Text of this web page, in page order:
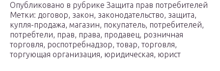
Опубликовано в рубрике Защита прав потребителей
Метки: договор, закон, законодательство, защита,
купля-продажа, магазин, покупатель, потребителей,
потребтели, прав, права, продавец, розничная
торговля, роспотребнадзор, товар, торговля,
торгующая организация, юридическая, юрист